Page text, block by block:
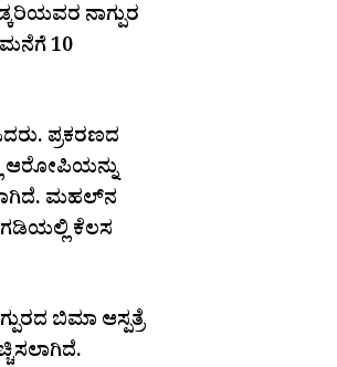
ನಾಗ್ಪುರ
ಮನೆಗೆ 10
ಪ್ರಕರಣದ
ಆರೋಪಿಯನ್ನು
ಮಹಲ್‌ನ
ಕೆಲಸ
ಬಿಮಾ ಆಸ್ಪತ್ರೆ